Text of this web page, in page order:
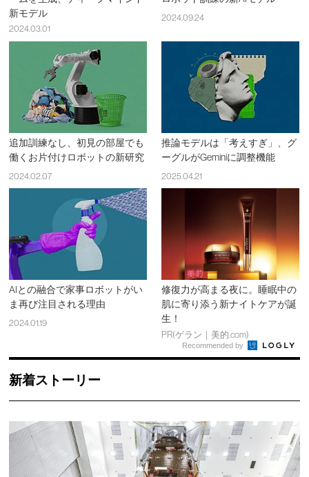
新モデル
2024.03.01
2024.09.24
追加訓練なし、初見の部屋でも
働くお片付けロボットの新研究
2024.02.07
推論モデルは「考えすぎ」、グ
ーグルがGeminiに調整機能
2025.04.21
AIとの融合で家事ロボットがい
ま再び注目される理由
2024.01.19
修復力が高まる夜に。睡眠中の
肌に寄り添う新ナイトケアが誕
生！
PR(ゲラン｜美的.com)
Recommended by
新着ストーリー